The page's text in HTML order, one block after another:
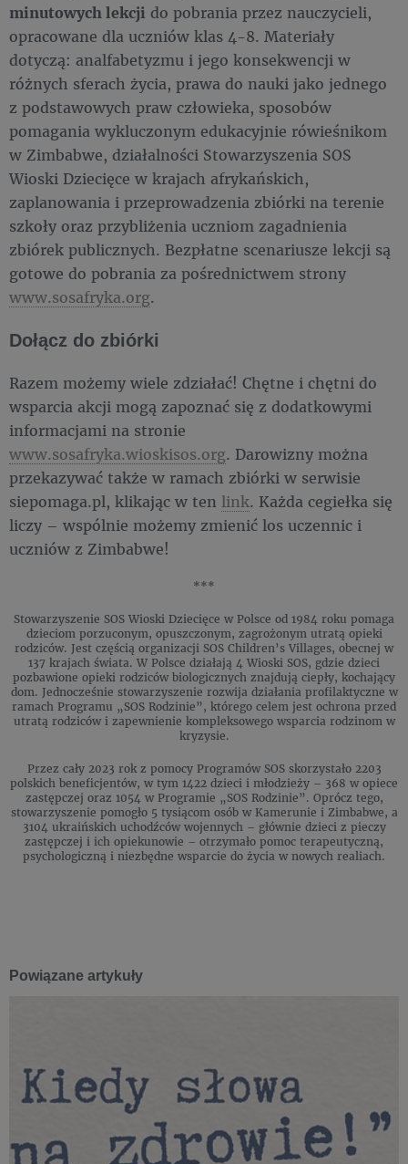
minutowych lekcji do pobrania przez nauczycieli,
opracowane dla uczniów klas 4-8. Materiały
dotyczą: analfabetyzmu i jego konsekwencji w
różnych sferach życia, prawa do nauki jako jednego
z podstawowych praw człowieka, sposobów
pomagania wykluczonym edukacyjnie rówieśnikom
w Zimbabwe, działalności Stowarzyszenia SOS
Wioski Dziecięce w krajach afrykańskich,
zaplanowania i przeprowadzenia zbiórki na terenie
szkoły oraz przybliżenia uczniom zagadnienia
zbiórek publicznych. Bezpłatne scenariusze lekcji są
gotowe do pobrania za pośrednictwem strony
www.sosafryka.org.
Dołącz do zbiórki
Razem możemy wiele zdziałać! Chętne i chętni do
wsparcia akcji mogą zapoznać się z dodatkowymi
informacjami na stronie
www.sosafryka.wioskisos.org. Darowizny można
przekazywać także w ramach zbiórki w serwisie
siepomaga.pl, klikając w ten link. Każda cegiełka się
liczy – wspólnie możemy zmienić los uczennic i
uczniów z Zimbabwe!
***
Stowarzyszenie SOS Wioski Dziecięce w Polsce od 1984 roku pomaga
dzieciom porzuconym, opuszczonym, zagrożonym utratą opieki
rodziców. Jest częścią organizacji SOS Children’s Villages, obecnej w
137 krajach świata. W Polsce działają 4 Wioski SOS, gdzie dzieci
pozbawione opieki rodziców biologicznych znajdują ciepły, kochający
dom. Jednocześnie stowarzyszenie rozwija działania profilaktyczne w
ramach Programu „SOS Rodzinie”, którego celem jest ochrona przed
utratą rodziców i zapewnienie kompleksowego wsparcia rodzinom w
kryzysie.
Przez cały 2023 rok z pomocy Programów SOS skorzystało 2203
polskich beneficjentów, w tym 1422 dzieci i młodzieży – 368 w opiece
zastępczej oraz 1054 w Programie „SOS Rodzinie”. Oprócz tego,
stowarzyszenie pomogło 5 tysiącom osób w Kamerunie i Zimbabwe, a
3104 ukraińskich uchodźców wojennych – głównie dzieci z pieczy
zastępczej i ich opiekunowie – otrzymało pomoc terapeutyczną,
psychologiczną i niezbędne wsparcie do życia w nowych realiach.
Powiązane artykuły